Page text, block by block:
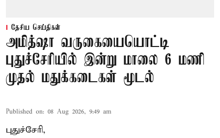
தேசிய செய்திகள்
அமித்ஷா வருகையையொட்டி
புதுச்சேரியில் இன்று மாலை 6 மணி
முதல் மதுக்கடைகள் மூடல்
Published on: 08 Aug 2026, 9:49 am
புதுச்சேரி,